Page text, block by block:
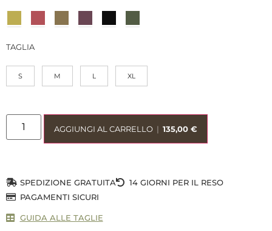
TAGLIA
S M L XL
AGGIUNGI AL CARRELLO | 135,00€
SPEDIZIONE GRATUITA
14 GIORNI PER IL RESO
PAGAMENTI SICURI
GUIDA ALLE TAGLIE